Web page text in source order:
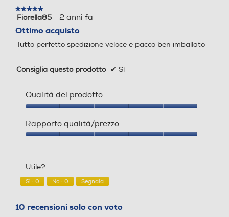
★★★★★
★★★★★
5
5
stelle.
Fiorella85 · 2 anni fa
Ottimo acquisto
Tutto perfetto spedizione veloce e pacco ben imballato
Consiglia questo prodotto ✔ Sì
Qualità del prodotto
del
prodotto,
Rapporto qualità/prezzo
su
5
Utile?
Sì · 0 No · 0 Segnala
10 recensioni solo con voto